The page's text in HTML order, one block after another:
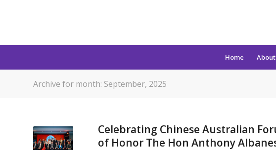
Home
Archive for month: September, 2025
Celebrating Chinese Australian
of Honor The Hon Anthony